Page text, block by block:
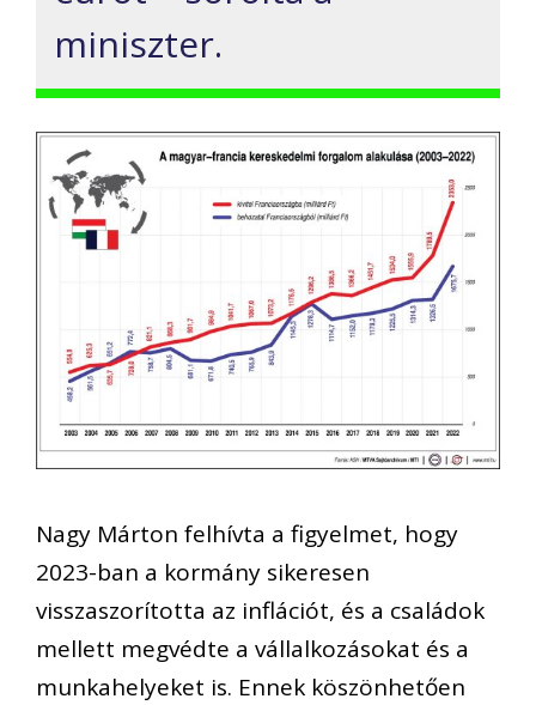
miniszter.
Nagy Márton felhívta a figyelmet, hogy
2023-ban a kormány sikeresen
visszaszorította az inflációt, és a családok
mellett megvédte a vállalkozásokat és a
munkahelyeket is. Ennek köszönhetően